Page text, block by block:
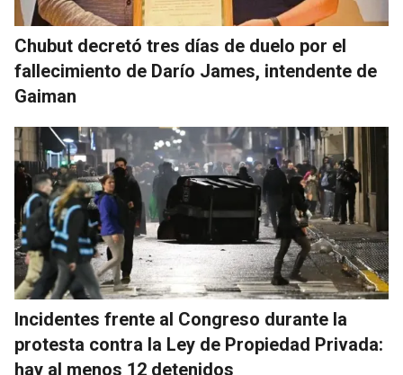
Chubut decretó tres días de duelo por el
fallecimiento de Darío James, intendente de
Gaiman
Incidentes frente al Congreso durante la
protesta contra la Ley de Propiedad Privada:
hay al menos 12 detenidos